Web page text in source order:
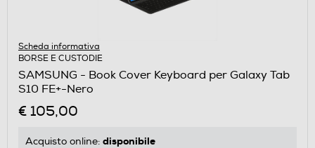
Scheda informativa
BORSE E CUSTODIE
SAMSUNG - Book Cover Keyboard per Galaxy Tab
S10 FE+-Nero
€ 105,00
Acquisto online: disponibile